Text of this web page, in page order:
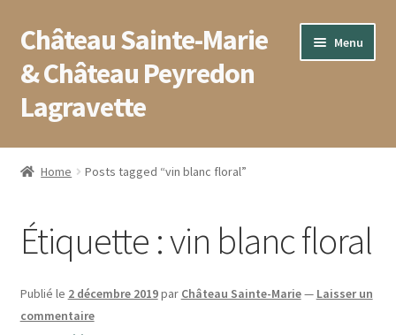
Aller
à
la
navigation
Aller
au
contenu
Château Sainte-Marie
& Château Peyredon
Lagravette
Menu
Accueil
Boutique
Conditions générales de vente
Home Posts tagged “vin blanc floral”
Étiquette :vin blanc floral
Publié le 2 décembre 2019par Château Sainte-Marie— Laisser un
commentaire